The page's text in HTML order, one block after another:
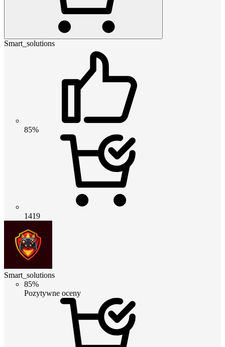
Smart_solutions
85%
1419
Smart_solutions
85%
Pozytywne oceny